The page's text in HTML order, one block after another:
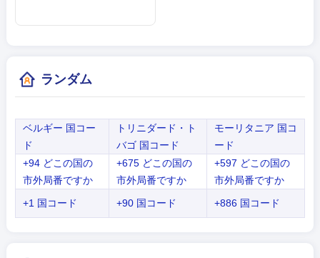
ランダム
ベルギー 国コー
ド
トリニダード・ト
バゴ 国コード
モーリタニア 国コ
ード
+94 どこの国の
市外局番ですか
+675 どこの国の
市外局番ですか
+597 どこの国の
市外局番ですか
+1 国コード
+90 国コード +886 国コード